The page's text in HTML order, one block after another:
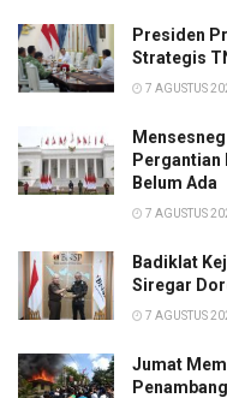
Presiden
Strategis
7 AGUSTUS
Pergantian
Belum Ada
7 AGUSTUS
Badiklat
Siregar
7 AGUSTUS
Jumat